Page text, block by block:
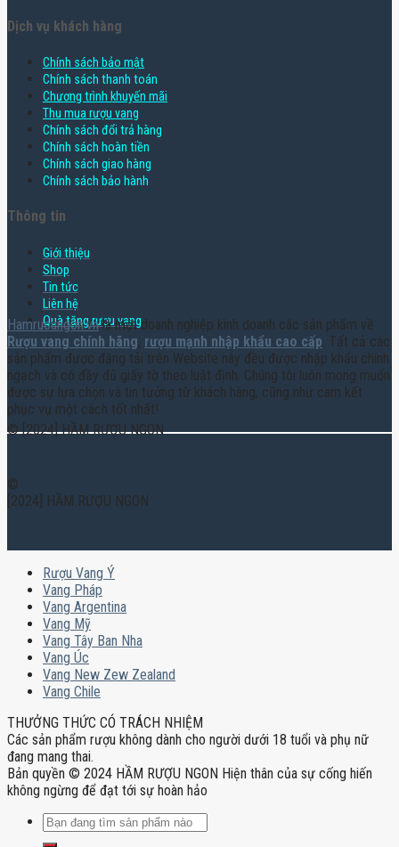
Dịch vụ khách hàng
Chính sách bảo mật
Chính sách thanh toán
Chương trình khuyến mãi
Thu mua rượu vang
Chính sách đổi trả hàng
Chính sách hoàn tiền
Chính sách giao hàng
Chính sách bảo hành
Thông tin
Giới thiệu
Shop
Tin tức
Liên hệ
Quà tặng rượu vang
Hamruoungon.vnlà một doanh nghiệp kinh doanh các sản phẩm về
Rượu vang chính hãng, rượu mạnh nhập khẩu cao cấp . Tất cả các
sản phẩm được đăng tải trên Website này đều được nhập khẩu chính
ngạch và có đầy đủ giấy tờ theo luật định. Chúng tôi luôn mong muốn
được sự lựa chọn và tin tưởng từ khách hàng, cũng như cam kết
phục vụ một cách tốt nhất!
© [2024] HẦM RƯỢU NGON
©
[2024] HẦM RƯỢU NGON
Rượu Vang Ý
Vang Pháp
Vang Argentina
Vang Mỹ
Vang Tây Ban Nha
Vang Úc
Vang New Zew Zealand
Vang Chile
THƯỞNG THỨC CÓ TRÁCH NHIỆM
Các sản phẩm rượu không dành cho người dưới 18 tuổi và phụ nữ
đang mang thai.
Bản quyền © 2024 HẦM RƯỢU NGON Hiện thân của sự cống hiến
không ngừng để đạt tới sự hoàn hảo
Tìm
kiếm: